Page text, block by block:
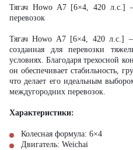
Тягач Howo A7 [6×4, 420 л.с.]
перевозок
Тягач Howo A7 [6×4, 420 л.с.] –
созданная для перевозки
условиях. Благодаря трехосной
он обеспечивает стабильность,
что делает его идеальным
междугородних перевозок.
Характеристики:
Колесная формула: 6×4
Двигатель: Weichai